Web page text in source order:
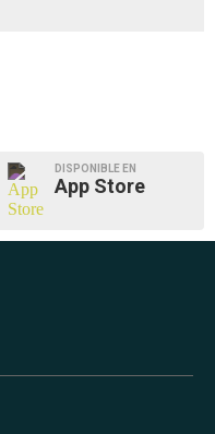
DISPONIBLE EN
App Store